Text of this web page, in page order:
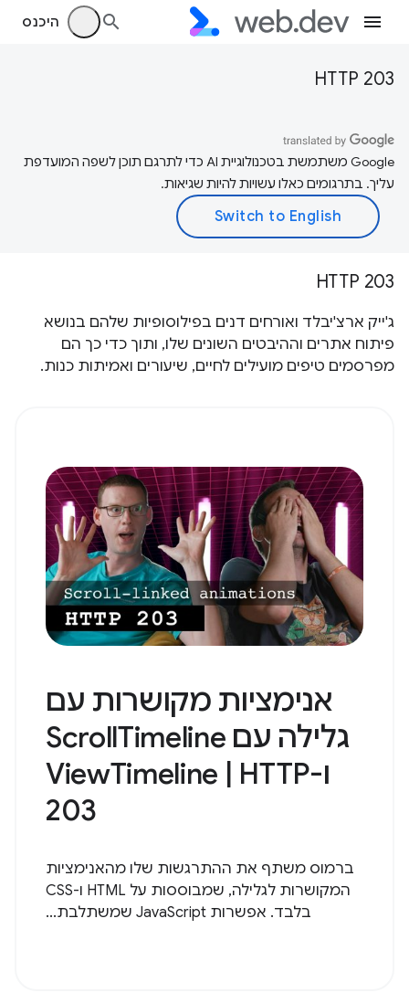
היכנס
HTTP 203
‫Google משתמשת בטכנולוגיית AI כדי לתרגם תוכן לשפה המועדפת
עליך. בתרגומים כאלו עשויות להיות שגיאות.
HTTP 203
ג'ייק ארצ'יבלד ואורחים דנים בפילוסופיות שלהם בנושא
פיתוח אתרים וההיבטים השונים שלו, ותוך כדי כך הם
מפרסמים טיפים מועילים לחיים, שיעורים ואמיתות כנות.
אנימציות מקושרות עם
גלילה עם ScrollTimeline
ו-ViewTimeline | HTTP
203
ברמוס משתף את ההתרגשות שלו מהאנימציות
המקושרות לגלילה, שמבוססות על HTML ו-CSS
בלבד. אפשרות JavaScript שמשתלבת...